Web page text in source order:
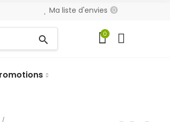
Ma liste d'envies 0
search 0